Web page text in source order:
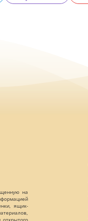
на
ящик-